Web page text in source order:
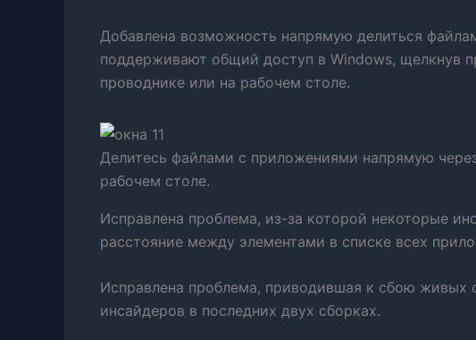
Добавлена возможность напрямую делиться
поддерживают общий доступ в Windows, щелкнув
проводнике или на рабочем столе.
Делитесь файлами с приложениями напрямую
рабочем столе.
Исправлена ​​проблема, из-за которой некоторые
расстояние между элементами в списке всех
Исправлена ​​проблема, приводившая к сбою живых
инсайдеров в последних двух сборках.